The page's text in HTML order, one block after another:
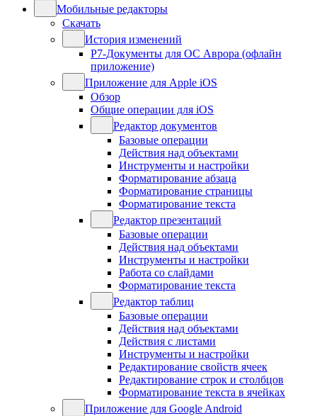
Мобильные редакторы
Скачать
История изменений
Р7-Документы для ОС Аврора (офлайн
приложение)
Приложение для Apple iOS
Обзор
Общие операции для iOS
Редактор документов
Базовые операции
Действия над объектами
Инструменты и настройки
Форматирование абзаца
Форматирование страницы
Форматирование текста
Редактор презентаций
Базовые операции
Действия над объектами
Инструменты и настройки
Работа со слайдами
Форматирование текста
Редактор таблиц
Базовые операции
Действия над объектами
Действия с листами
Инструменты и настройки
Редактирование свойств ячеек
Редактирование строк и столбцов
Форматирование текста в ячейках
Приложение для Google Android